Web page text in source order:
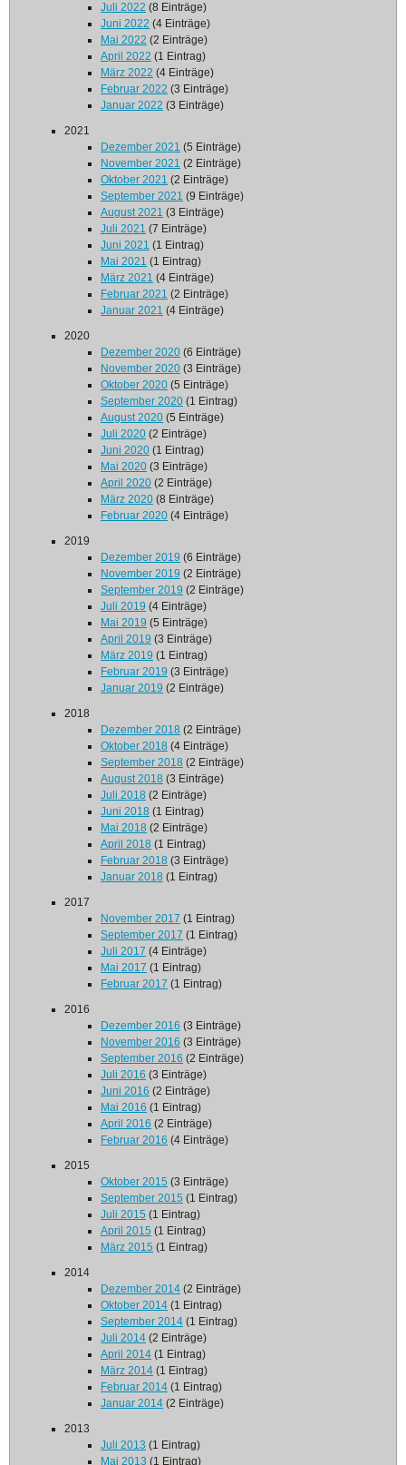
Juli 2022 (8 Einträge)
Juni 2022 (4 Einträge)
Mai 2022 (2 Einträge)
April 2022 (1 Eintrag)
März 2022 (4 Einträge)
Februar 2022 (3 Einträge)
Januar 2022 (3 Einträge)
2021
Dezember 2021 (5 Einträge)
November 2021 (2 Einträge)
Oktober 2021 (2 Einträge)
September 2021 (9 Einträge)
August 2021 (3 Einträge)
Juli 2021 (7 Einträge)
Juni 2021 (1 Eintrag)
Mai 2021 (1 Eintrag)
März 2021 (4 Einträge)
Februar 2021 (2 Einträge)
Januar 2021 (4 Einträge)
2020
Dezember 2020 (6 Einträge)
November 2020 (3 Einträge)
Oktober 2020 (5 Einträge)
September 2020 (1 Eintrag)
August 2020 (5 Einträge)
Juli 2020 (2 Einträge)
Juni 2020 (1 Eintrag)
Mai 2020 (3 Einträge)
April 2020 (2 Einträge)
März 2020 (8 Einträge)
Februar 2020 (4 Einträge)
2019
Dezember 2019 (6 Einträge)
November 2019 (2 Einträge)
September 2019 (2 Einträge)
Juli 2019 (4 Einträge)
Mai 2019 (5 Einträge)
April 2019 (3 Einträge)
März 2019 (1 Eintrag)
Februar 2019 (3 Einträge)
Januar 2019 (2 Einträge)
2018
Dezember 2018 (2 Einträge)
Oktober 2018 (4 Einträge)
September 2018 (2 Einträge)
August 2018 (3 Einträge)
Juli 2018 (2 Einträge)
Juni 2018 (1 Eintrag)
Mai 2018 (2 Einträge)
April 2018 (1 Eintrag)
Februar 2018 (3 Einträge)
Januar 2018 (1 Eintrag)
2017
November 2017 (1 Eintrag)
September 2017 (1 Eintrag)
Juli 2017 (4 Einträge)
Mai 2017 (1 Eintrag)
Februar 2017 (1 Eintrag)
2016
Dezember 2016 (3 Einträge)
November 2016 (3 Einträge)
September 2016 (2 Einträge)
Juli 2016 (3 Einträge)
Juni 2016 (2 Einträge)
Mai 2016 (1 Eintrag)
April 2016 (2 Einträge)
Februar 2016 (4 Einträge)
2015
Oktober 2015 (3 Einträge)
September 2015 (1 Eintrag)
Juli 2015 (1 Eintrag)
April 2015 (1 Eintrag)
März 2015 (1 Eintrag)
2014
Dezember 2014 (2 Einträge)
Oktober 2014 (1 Eintrag)
September 2014 (1 Eintrag)
Juli 2014 (2 Einträge)
April 2014 (1 Eintrag)
März 2014 (1 Eintrag)
Februar 2014 (1 Eintrag)
Januar 2014 (2 Einträge)
2013
Juli 2013 (1 Eintrag)
Mai 2013 (1 Eintrag)